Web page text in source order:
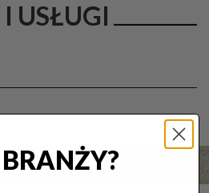
USŁUGI
BRANŻY?